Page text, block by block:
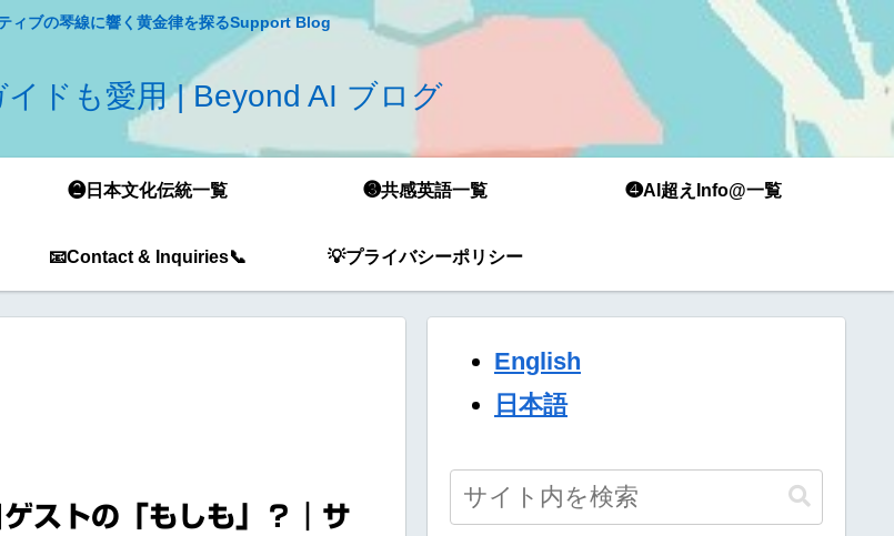
ィブの琴線に響く黄金律を探るSupport Blog
イドも愛用 | Beyond AI ブログ
❷日本文化伝統一覧 ❸共感英語一覧 ❹AI超えInfo@一覧
📧Contact & Inquiries📞 💡プライバシーポリシー
ストの「もしも」？｜サ
English
日本語